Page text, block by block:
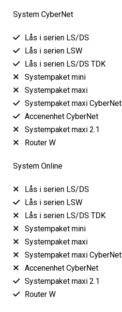
System CyberNet
Lås i serien LS/DS
Lås i serien LSW
Lås i serien LS/DS TDK
Systempaket mini
Systempaket maxi
Systempaket maxi CyberNet
Accenenhet CyberNet
Systempaket maxi 2.1
Router W
System Online
Lås i serien LS/DS
Lås i serien LSW
Lås i serien LS/DS TDK
Systempaket mini
Systempaket maxi
Systempaket maxi CyberNet
Accenenhet CyberNet
Systempaket maxi 2.1
Router W